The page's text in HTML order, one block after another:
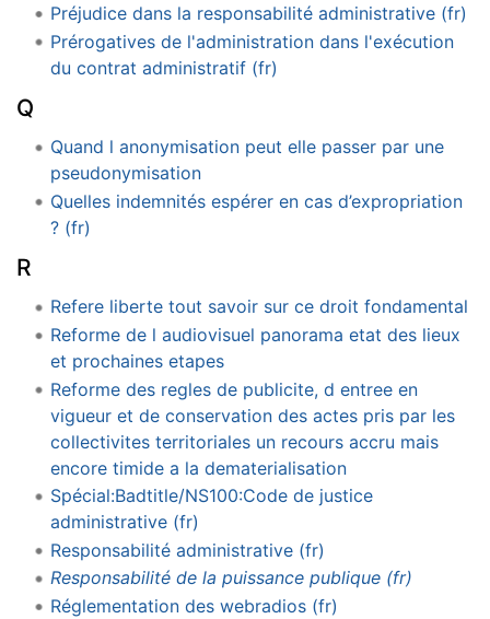
Préjudice dans la responsabilité administrative (fr)
Prérogatives de l'administration dans l'exécution
du contrat administratif (fr)
Q
Quand l anonymisation peut elle passer par une
pseudonymisation
Quelles indemnités espérer en cas d’expropriation
? (fr)
R
Refere liberte tout savoir sur ce droit fondamental
Reforme de l audiovisuel panorama etat des lieux
et prochaines etapes
Reforme des regles de publicite, d entree en
vigueur et de conservation des actes pris par les
collectivites territoriales un recours accru mais
encore timide a la dematerialisation
Spécial:Badtitle/NS100:Code de justice
administrative (fr)
Responsabilité administrative (fr)
Responsabilité de la puissance publique (fr)
Réglementation des webradios (fr)